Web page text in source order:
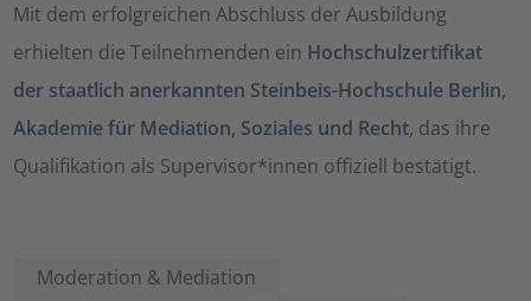
Mit dem erfolgreichen Abschluss der Ausbildung
erhielten die Teilnehmenden ein Hochschulzertifikat
der staatlich anerkannten Steinbeis-Hochschule Berlin,
Akademie für Mediation, Soziales und Recht, das ihre
Qualifikation als Supervisor*innen offiziell bestätigt.
Moderation & Mediation